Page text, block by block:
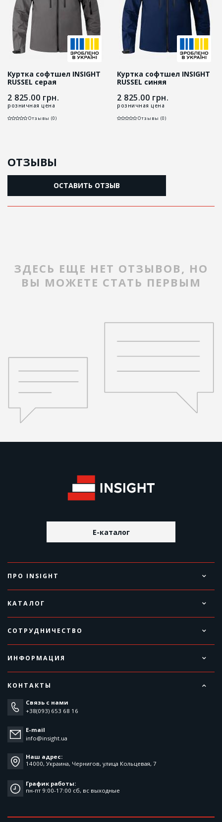
Куртка софтшел INSIGHT
RUSSEL серая
2 825.00 грн.
розничная цена
Отзывы (0)
Куртка софтшел INSIGHT
RUSSEL синяя
2 825.00 грн.
розничная цена
Отзывы (0)
ОТЗЫВЫ
ОСТАВИТЬ ОТЗЫВ
ЗДЕСЬ ЕЩЕ НЕТ ОТЗЫВОВ, НО
ВЫ МОЖЕТЕ СТАТЬ ПЕРВЫМ
E-каталог
ПРО INSIGHT
КАТАЛОГ
СОТРУДНИЧЕСТВО
ИНФОРМАЦИЯ
КОНТАКТЫ
Связь с нами
+38(093) 653 68 16
E-mail
info@insight.ua
Наш адрес:
14000, Украина, Чернигов, улица Кольцевая, 7
График работы:
пн-пт 9:00-17:00 cб, вс выходные